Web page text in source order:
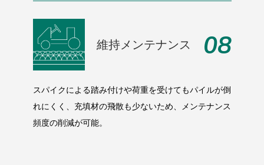
維持メンテナンス 08
スパイクによる踏み付けや荷重を受けてもパイルが倒
れにくく、充填材の飛散も少ないため、メンテナンス
頻度の削減が可能。